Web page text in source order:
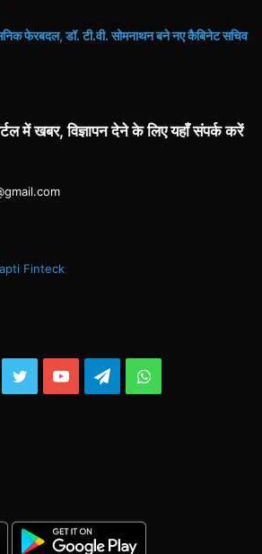
फेरबदल, डॉ. टी.वी. सोमनाथन बने नए कैबिनेट सचिव
में खबर, विज्ञापन देने के लिए यहाँ संपर्क करें
Finteck
TwitterYouTubeTelegramWhatsApp